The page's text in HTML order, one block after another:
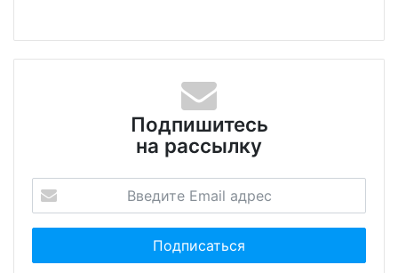
Подпишитесь
на рассылку